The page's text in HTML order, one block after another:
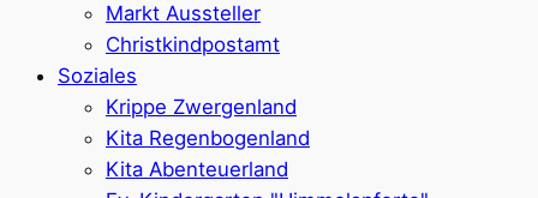
Markt Aussteller
Christkindpostamt
Soziales
Krippe Zwergenland
Kita Regenbogenland
Kita Abenteuerland